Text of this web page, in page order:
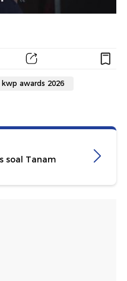
kwp awards 2026
soal Tanam